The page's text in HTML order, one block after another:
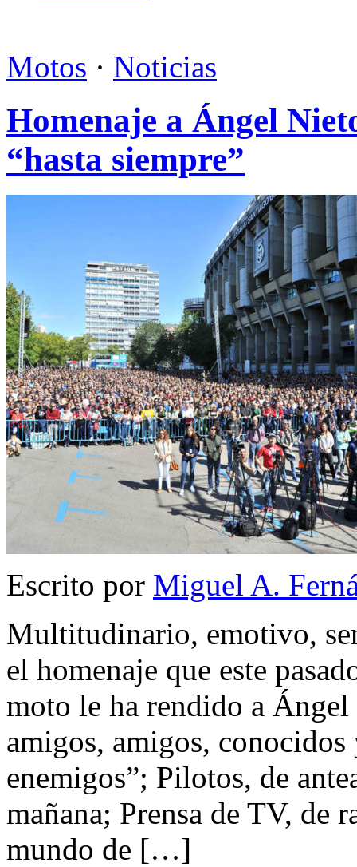
Motos · Noticias
Homenaje a Ángel
“hasta siempre”
Escrito por Miguel A.
Multitudinario, emotivo,
el homenaje que este
moto le ha rendido a
amigos, amigos, conocidos
enemigos”; Pilotos, de
mañana; Prensa de TV, de
mundo de […]